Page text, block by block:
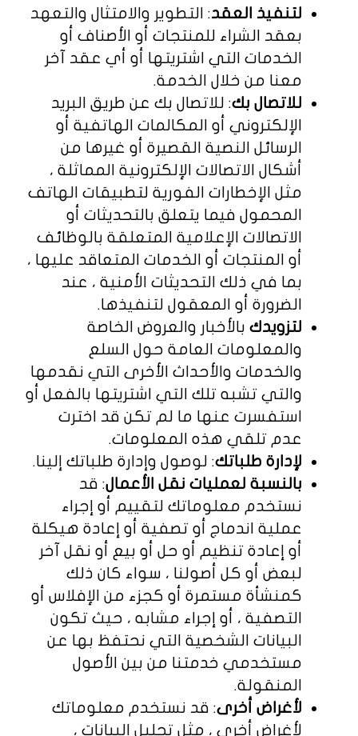
لتنفيذ العقد: التطوير والامتثال والتعهد
بعقد الشراء للمنتجات أو الأصناف أو
الخدمات التي اشتريتها أو أي عقد آخر
معنا من خلال الخدمة.
للاتصال بك: للاتصال بك عن طريق البريد
الإلكتروني أو المكالمات الهاتفية أو
الرسائل النصية القصيرة أو غيرها من
أشكال الاتصالات الإلكترونية المماثلة ،
مثل الإخطارات الفورية لتطبيقات الهاتف
المحمول فيما يتعلق بالتحديثات أو
الاتصالات الإعلامية المتعلقة بالوظائف
أو المنتجات أو الخدمات المتعاقد عليها ،
بما في ذلك التحديثات الأمنية ، عند
الضرورة أو المعقول لتنفيذها.
لتزويدك بالأخبار والعروض الخاصة
والمعلومات العامة حول السلع
والخدمات والأحداث الأخرى التي نقدمها
والتي تشبه تلك التي اشتريتها بالفعل أو
استفسرت عنها ما لم تكن قد اخترت
عدم تلقي هذه المعلومات.
لإدارة طلباتك: لوصول وإدارة طلباتك إلينا.
بالنسبة لعمليات نقل الأعمال: قد
نستخدم معلوماتك لتقييم أو إجراء
عملية اندماج أو تصفية أو إعادة هيكلة
أو إعادة تنظيم أو حل أو بيع أو نقل آخر
لبعض أو كل أصولنا ، سواء كان ذلك
كمنشأة مستمرة أو كجزء من الإفلاس أو
التصفية ، أو إجراء مشابه ، حيث تكون
البيانات الشخصية التي نحتفظ بها عن
مستخدمي خدمتنا من بين الأصول
المنقولة.
لأغراض أخرى: قد نستخدم معلوماتك
لأغراض أخرى ، مثل تحليل البيانات ،